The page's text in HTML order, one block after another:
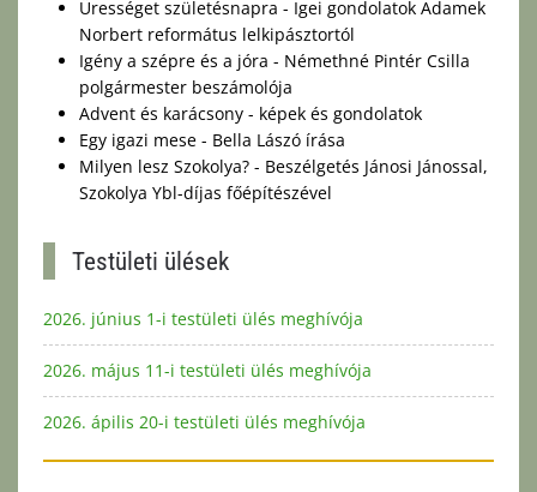
Ürességet születésnapra - Igei gondolatok Adamek
Norbert református lelkipásztortól
Igény a szépre és a jóra - Némethné Pintér Csilla
polgármester beszámolója
Advent és karácsony - képek és gondolatok
Egy igazi mese - Bella Lászó írása
Milyen lesz Szokolya? - Beszélgetés Jánosi Jánossal,
Szokolya Ybl-díjas főépítészével
Bővebben...
Testületi ülések
2026. június 1-i testületi ülés meghívója
2026. május 11-i testületi ülés meghívója
2026. ápilis 20-i testületi ülés meghívója